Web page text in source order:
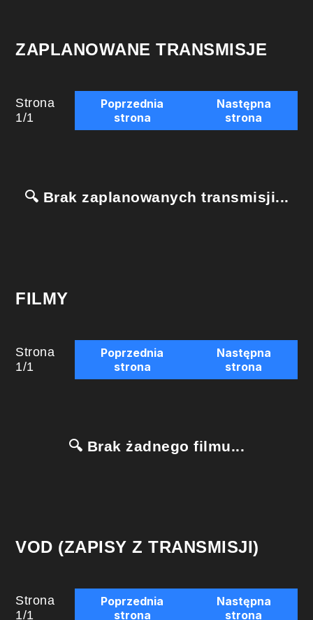
ZAPLANOWANE TRANSMISJE
Strona
1/1
Poprzednia
strona
Następna
strona
🔍 Brak zaplanowanych transmisji...
FILMY
Strona
1/1
Poprzednia
strona
Następna
strona
🔍 Brak żadnego filmu...
VOD (ZAPISY Z TRANSMISJI)
Strona
1/1
Poprzednia
strona
Następna
strona